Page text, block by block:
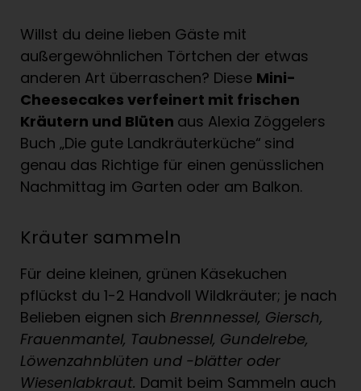
Willst du deine lieben Gäste mit
außergewöhnlichen Törtchen der etwas
anderen Art überraschen? Diese Mini-
Cheesecakes verfeinert mit frischen
Kräutern und Blüten aus Alexia Zöggelers
Buch „Die gute Landkräuterküche“ sind
genau das Richtige für einen genüsslichen
Nachmittag im Garten oder am Balkon.
Kräuter sammeln
Für deine kleinen, grünen Käsekuchen
pflückst du 1-2 Handvoll Wildkräuter; je nach
Belieben eignen sich Brennnessel, Giersch,
Frauenmantel, Taubnessel, Gundelrebe,
Löwenzahnblüten und -blätter oder
Wiesenlabkraut. Damit beim Sammeln auch